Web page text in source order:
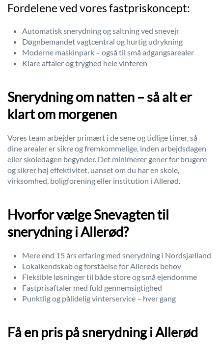
Fordelene ved vores fastpriskoncept:
Automatisk snerydning og saltning ved snevejr
Døgnbemandet vagtcentral og hurtig udrykning
Moderne maskinpark – også til små adgangsarealer
Klare aftaler og tryghed hele vinteren
Snerydning om natten – så alt er
klart om morgenen
Vores team arbejder primært i de sene og tidlige timer, så
dine arealer er sikre og fremkommelige, inden arbejdsdagen
eller skoledagen begynder. Det minimerer gener for brugere
og sikrer høj effektivitet, uanset om du har en skole,
virksomhed, boligforening eller institution i Allerød.
Hvorfor vælge Snevagten til
snerydning i Allerød?
Mere end 15 års erfaring med snerydning i Nordsjælland
Lokalkendskab og forståelse for Allerøds behov
Fleksible løsninger til både store og små ejendomme
Fastprisaftaler med fuld gennemsigtighed
Punktlig og pålidelig vinterservice – hver gang
Få en pris på snerydning i Allerød